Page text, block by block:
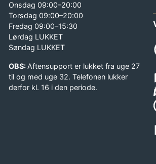
Onsdag 09:00–20:00
Torsdag 09:00–20:00
Fredag 09:00–15:30
Lørdag LUKKET
Søndag LUKKET
OBS:Aftensupport er lukket fra uge 27
til og med uge 32. Telefonen lukker
derfor kl. 16 i den periode.